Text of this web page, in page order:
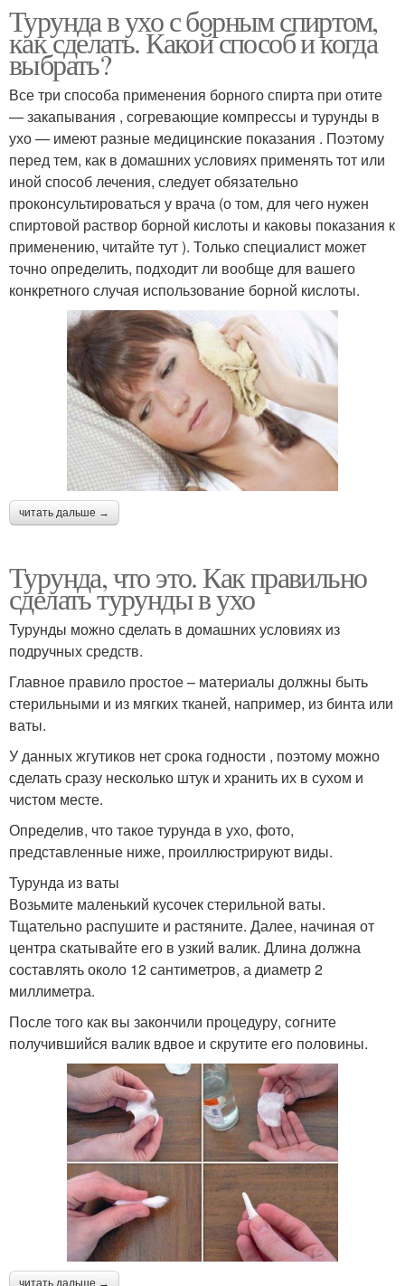
Турунда в ухо с борным спиртом,
как сделать. Какой способ и когда
выбрать?
Все три способа применения борного спирта при отите
— закапывания , согревающие компрессы и турунды в
ухо — имеют разные медицинские показания . Поэтому
перед тем, как в домашних условиях применять тот или
иной способ лечения, следует обязательно
проконсультироваться у врача (о том, для чего нужен
спиртовой раствор борной кислоты и каковы показания к
применению, читайте тут ). Только специалист может
точно определить, подходит ли вообще для вашего
конкретного случая использование борной кислоты.
читать дальше →
Турунда, что это. Как правильно
сделать турунды в ухо
Турунды можно сделать в домашних условиях из
подручных средств.
Главное правило простое – материалы должны быть
стерильными и из мягких тканей, например, из бинта или
ваты.
У данных жгутиков нет срока годности , поэтому можно
сделать сразу несколько штук и хранить их в сухом и
чистом месте.
Определив, что такое турунда в ухо, фото,
представленные ниже, проиллюстрируют виды.
Турунда из ваты
Возьмите маленький кусочек стерильной ваты.
Тщательно распушите и растяните. Далее, начиная от
центра скатывайте его в узкий валик. Длина должна
составлять около 12 сантиметров, а диаметр 2
миллиметра.
После того как вы закончили процедуру, согните
получившийся валик вдвое и скрутите его половины.
читать дальше →